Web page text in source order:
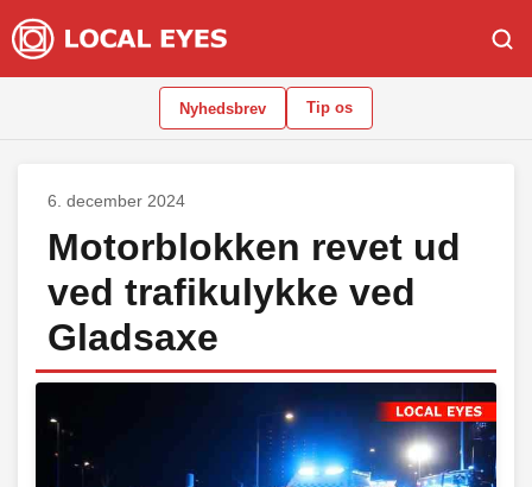
Nyhedsbrev Tip os
6. december 2024
Motorblokken revet ud
ved trafikulykke ved
Gladsaxe